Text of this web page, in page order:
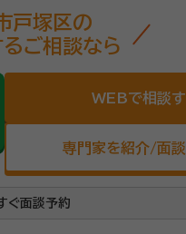
戸塚区の
ご相談なら
WEBで相談
専門家を紹介/面
ぐ面談予約